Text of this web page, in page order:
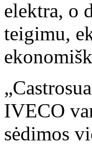
elektra, o
teigimu,
IVECO
sėdimos